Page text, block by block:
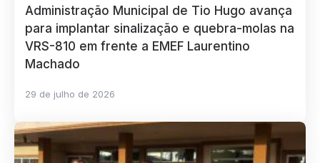
Administração Municipal de Tio Hugo avança
para implantar sinalização e quebra-molas na
VRS-810 em frente a EMEF Laurentino
Machado
29 de julho de 2026